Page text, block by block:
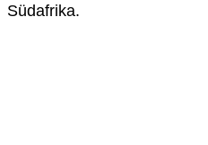
Südafrika.